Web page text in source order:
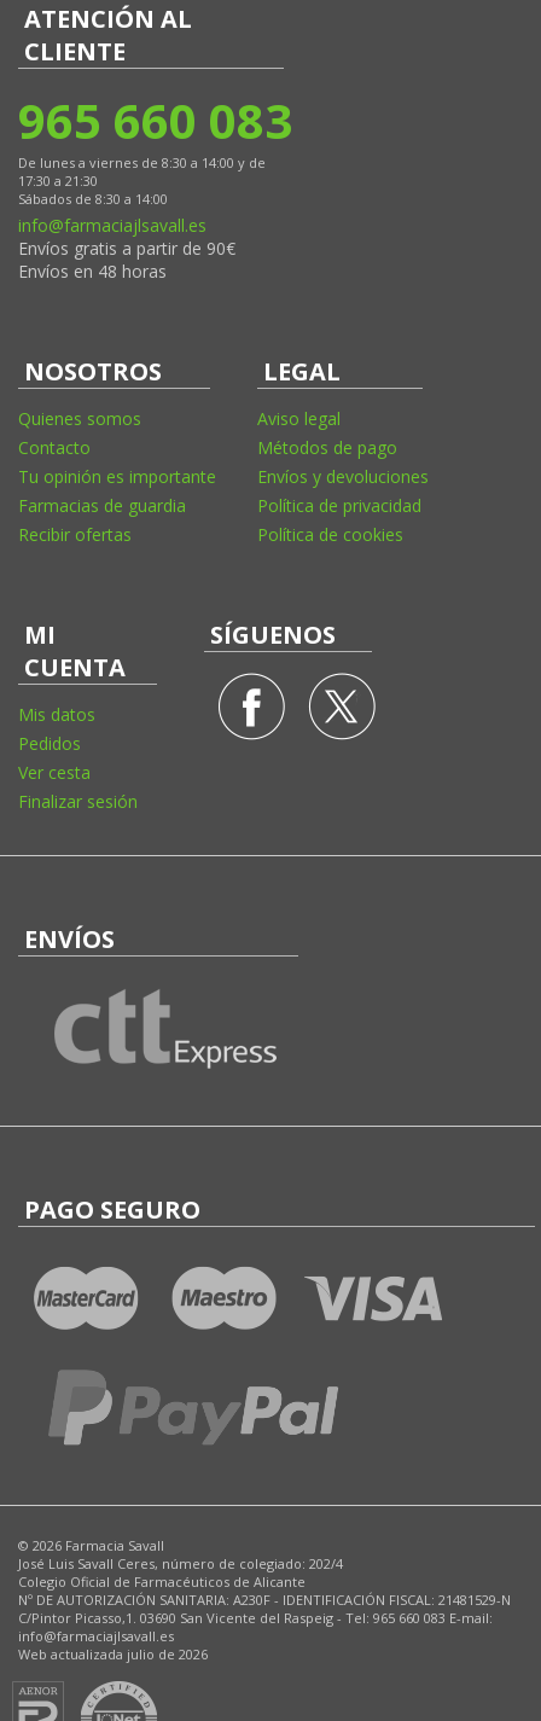
ATENCIÓN AL
CLIENTE
965 660 083
De lunes a viernes de 8:30 a 14:00 y de
17:30 a 21:30
Sábados de 8:30 a 14:00
info@farmaciajlsavall.es
Envíos gratis a partir de 90€
Envíos en 48 horas
NOSOTROS
Quienes somos
Contacto
Tu opinión es importante
Farmacias de guardia
Recibir ofertas
LEGAL
Aviso legal
Métodos de pago
Envíos y devoluciones
Política de privacidad
Política de cookies
MI
CUENTA
Mis datos
Pedidos
Ver cesta
Finalizar sesión
SÍGUENOS
ENVÍOS
PAGO SEGURO
© 2026 Farmacia Savall
José Luis Savall Ceres, número de colegiado: 202/4
Colegio Oficial de Farmacéuticos de Alicante
Nº DE AUTORIZACIÓN SANITARIA: A230F - IDENTIFICACIÓN FISCAL: 21481529-N
C/Pintor Picasso,1. 03690 San Vicente del Raspeig - Tel: 965 660 083 E-mail:
info@farmaciajlsavall.es
Web actualizada julio de 2026